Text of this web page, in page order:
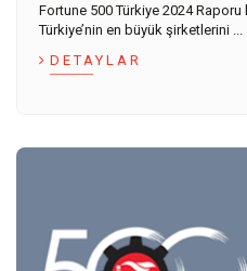
Fortune 500 Türkiye 2024 Raporu
Türkiye’nin en büyük şirketlerini ...
DETAYLAR